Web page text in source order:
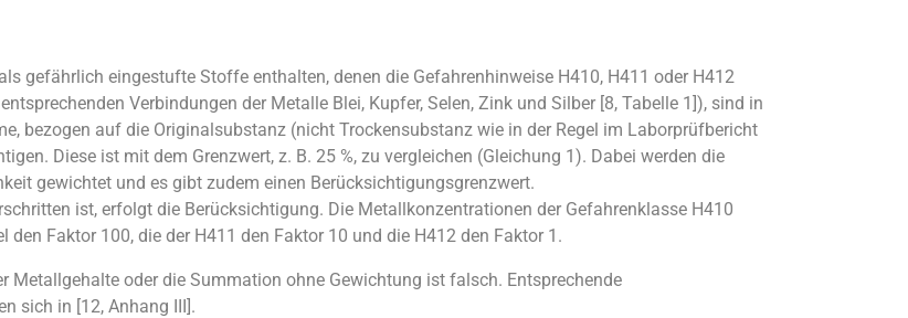
gefährlich eingestufte Stoffe enthalten, denen die Gefahrenhinweise H410, H411 oder H412
Verbindungen der Metalle Blei, Kupfer, Selen, Zink und Silber [8, Tabelle 1]), sind in
bezogen auf die Originalsubstanz (nicht Trockensubstanz wie in der Regel im Laborprüfbericht
Diese ist mit dem Grenzwert, z. B. 25 %, zu vergleichen (Gleichung 1). Dabei werden die
gewichtet und es gibt zudem einen Berücksichtigungsgrenzwert.
ist, erfolgt die Berücksichtigung. Die Metallkonzentrationen der Gefahrenklasse H410
den Faktor 100, die der H411 den Faktor 10 und die H412 den Faktor 1.
Metallgehalte oder die Summation ohne Gewichtung ist falsch. Entsprechende
sich in [12, Anhang III].